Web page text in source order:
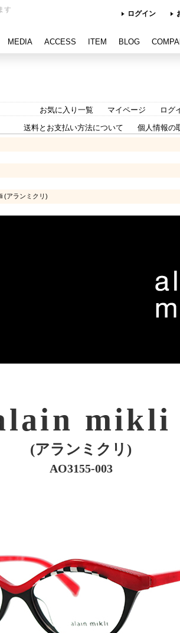
す ログイン
MEDIA ACCESS ITEM BLOG
お気に入り一覧
マイページ ログ
送料とお支払い方法について
個人情報の
(アランミクリ)